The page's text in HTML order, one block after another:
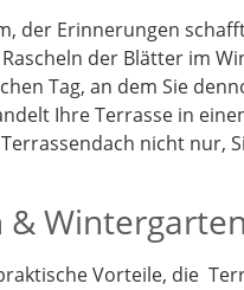
der Erinnerungen
der Blätter im
Tag, an dem Sie
Ihre Terrasse in
nicht nur,
& Wintergarten
Vorteile, die